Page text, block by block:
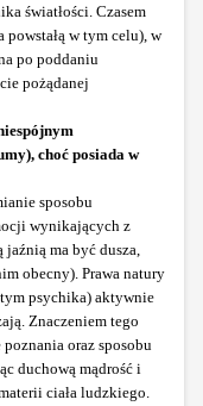
światłości. Czasem
w tym celu), w
po poddaniu
pożądanej
choć posiada w
sposobu
wynikających z
jaźnią ma być dusza,
obecny). Prawa natury
tym psychika) aktywnie
Znaczeniem tego
oraz sposobu
duchową mądrość i
ciała ludzkiego.